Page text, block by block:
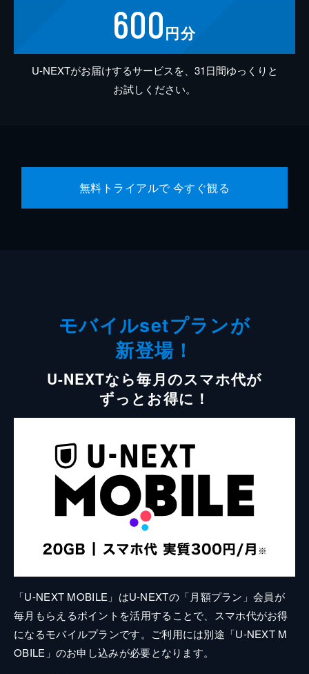
600円分
U-NEXTがお届けするサービスを、31日間ゆっくりと
お試しください。
無料トライアルで 今すぐ観る
モバイルsetプランが
新登場！
U-NEXTなら毎月のスマホ代が
ずっとお得に！
「U-NEXT MOBILE」はU-NEXTの「月額プラン」会員が
毎月もらえるポイントを活用することで、スマホ代がお得
になるモバイルプランです。ご利用には別途「U-NEXT M
OBILE」のお申し込みが必要となります。